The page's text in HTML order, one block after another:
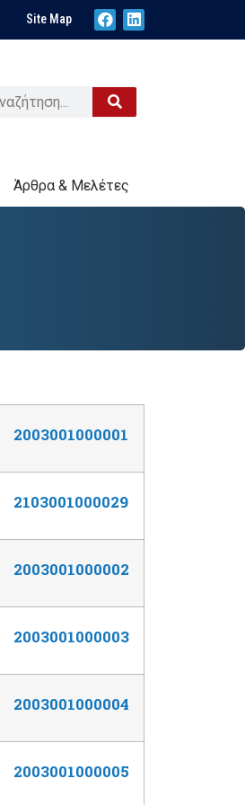
Site Map
Άρθρα & Μελέτες
2003001000001
2103001000029
2003001000002
2003001000003
2003001000004
2003001000005